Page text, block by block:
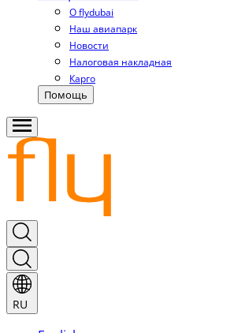
О flydubai
Наш авиапарк
Новости
Налоговая накладная
Карго
Помощь
RU